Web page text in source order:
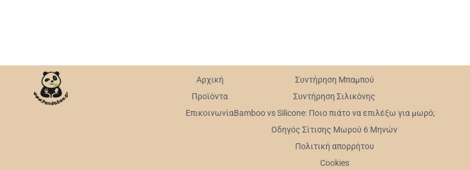
Συντήρηση Mπαμπού
Συντήρηση Σιλικόνης
Bamboo vs Silicone: Ποιο πιάτο να επιλέξω για μωρό;
Οδηγός Σίτισης Μωρού 6 Μηνών
Πολιτική απορρήτου
Cookies
Αρχική
Προϊόντα
Επικοινωνία